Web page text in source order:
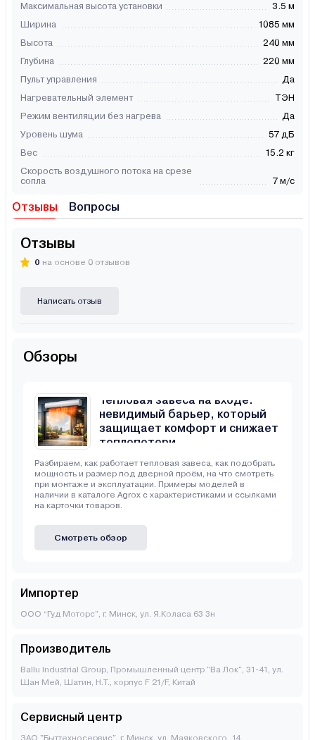
Максимальная высота установки
3.5 м
Ширина
1085 мм
Высота
240 мм
Глубина
220 мм
Пульт управления
Да
Нагревательный элемент
ТЭН
Режим вентиляции без нагрева
Да
Уровень шума
57 дБ
Вес
15.2 кг
Скорость воздушного потока на срезе
сопла
7 м/с
Отзывы Вопросы
Отзывы
0 на основе 0 отзывов
Написать отзыв
Обзоры
Тепловая завеса на входе:
невидимый барьер, который
защищает комфорт и снижает
теплопотери
Разбираем, как работает тепловая завеса, как подобрать
мощность и размер под дверной проём, на что смотреть
при монтаже и эксплуатации. Примеры моделей в
наличии в каталоге Agrox с характеристиками и ссылками
на карточки товаров.
Смотреть обзор
Импортер
ООО “Гуд Моторс”, г. Минск, ул. Я.Коласа 63 3н
Производитель
Ballu Industrial Group, Промышленный центр "Ва Лок", 31-41, ул.
Шан Мей, Шатин, Н.Т., корпус F 21/F, Китай
Сервисный центр
ЗАО "Быттехносервис", г. Минск, ул. Маяковского, 14